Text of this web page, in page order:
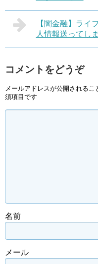
【闇金融】ライ
人情報送ってし
コメントをどうぞ
メールアドレスが公開されるこ
須項目です
名前
メール